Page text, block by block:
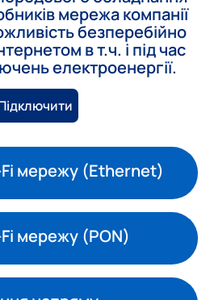
мережа компанії
безперебійно
в т.ч. і під час
електроенергії.
мережу (Ethernet)
мережу (PON)